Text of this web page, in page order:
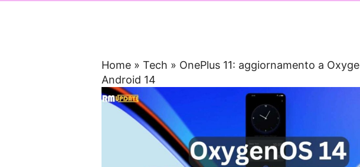
Home »Tech » OnePlus 11: aggiornamento a
Android 14